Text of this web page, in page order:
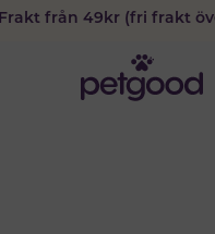
Frakt från 49kr (fri frakt